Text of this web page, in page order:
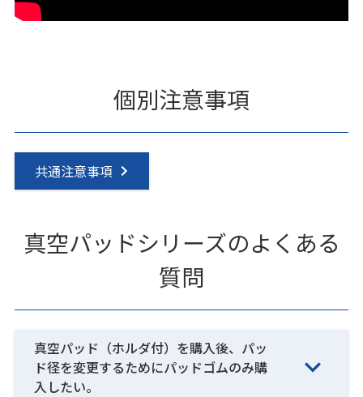
個別注意事項
共通注意事項
真空パッドシリーズのよくある
質問
真空パッド（ホルダ付）を購入後、パッ
ド径を変更するためにパッドゴムのみ購
入したい。